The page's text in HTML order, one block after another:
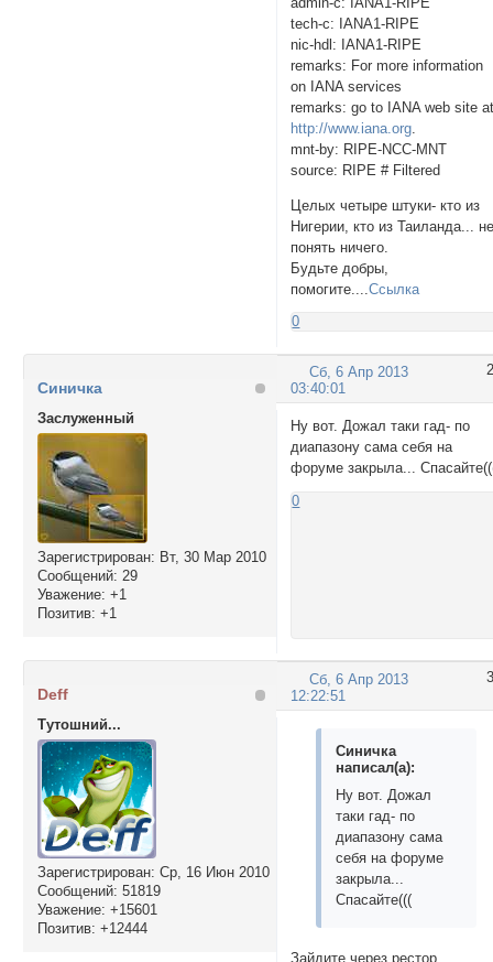
tech-c: IANA1-RIPE
nic-hdl: IANA1-RIPE
remarks: For more information
on IANA services
remarks: go to IANA web site
http://www.iana.org
mnt-by: RIPE-NCC-MNT
source: RIPE # Filtered
Целых четыре штуки- кто из
Нигерии, кто из Таиланда...
понять ничего.
Будьте добры,
помогите....Ссылка
0
2
Сб, 6 Апр 2013
03:40:01
Синичка
Заслуженный
Зарегистрирован: Вт, 30 Мар 2010
Сообщений: 29
Уважение: +1
Позитив: +1
Ну вот. Дожал таки гад- по
диапазону сама себя на
форуме закрыла...
0
3
Сб, 6 Апр 2013
12:22:51
Deff
Тутошний...
Зарегистрирован: Ср, 16 Июн 2010
Сообщений: 51819
Уважение: +15601
Позитив: +12444
Синичка
написал(а):
Ну вот. Дожал
таки гад- по
диапазону сама
себя на форуме
закрыла...
Спасайте(((
Зайдите через рестор